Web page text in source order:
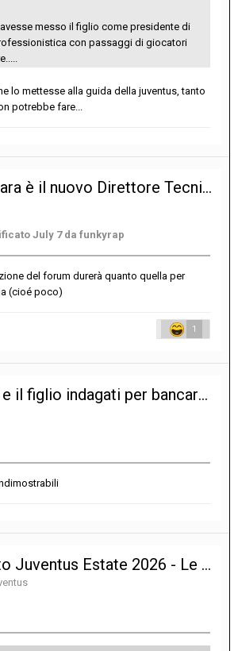
messo il figlio come presidente di
con passaggi di giocatori
lo mettesse alla guida della juventus, tanto
potrebbe fare...
Fredric Massara è il nuovo Direttore Tecnico della Juventus
July 7da funkyrap
del forum durerà quanto quella per
(cioé poco)
1
De Laurentiis e il figlio indagati per bancarotta fraudolenta nella gestione del Bari
Calciomercato Juventus Estate 2026 - Le notizie sulle trattative